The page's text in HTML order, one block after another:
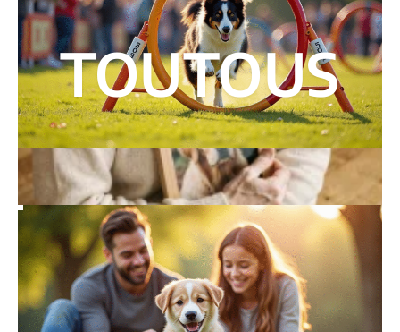
TOUTOUS
Concours d’agility : les étapes essentielles
pour réussir